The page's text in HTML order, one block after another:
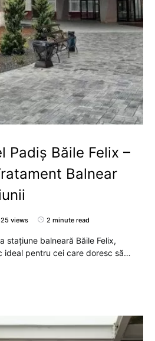
Padiș Băile Felix –
Balnear
views 2 minute read
stațiune balneară Băile Felix,
ideal pentru cei care doresc să…